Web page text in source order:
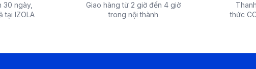
30 ngày,
tại IZOLA
Giao hàng từ 2 giờ đến 4 giờ
trong nội thành
thức